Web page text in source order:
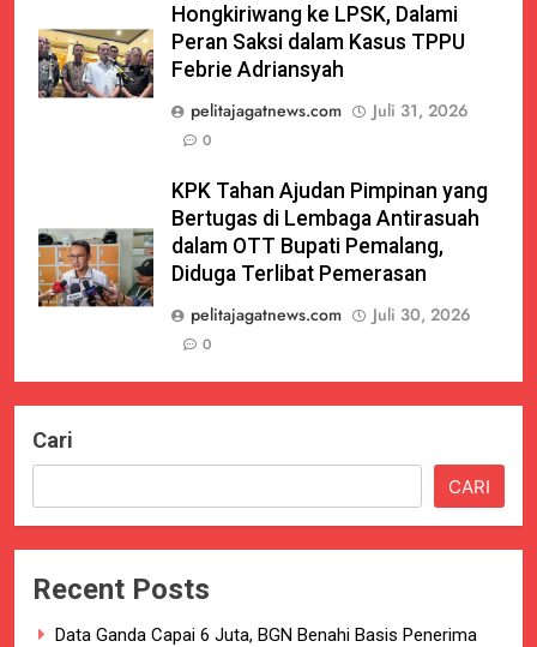
Hongkiriwang ke LPSK, Dalami
Peran Saksi dalam Kasus TPPU
Febrie Adriansyah
pelitajagatnews.com
Juli 31, 2026
0
KPK Tahan Ajudan Pimpinan yang
Bertugas di Lembaga Antirasuah
dalam OTT Bupati Pemalang,
Diduga Terlibat Pemerasan
pelitajagatnews.com
Juli 30, 2026
0
Cari
CARI
Recent Posts
Data Ganda Capai 6 Juta, BGN Benahi Basis Penerima